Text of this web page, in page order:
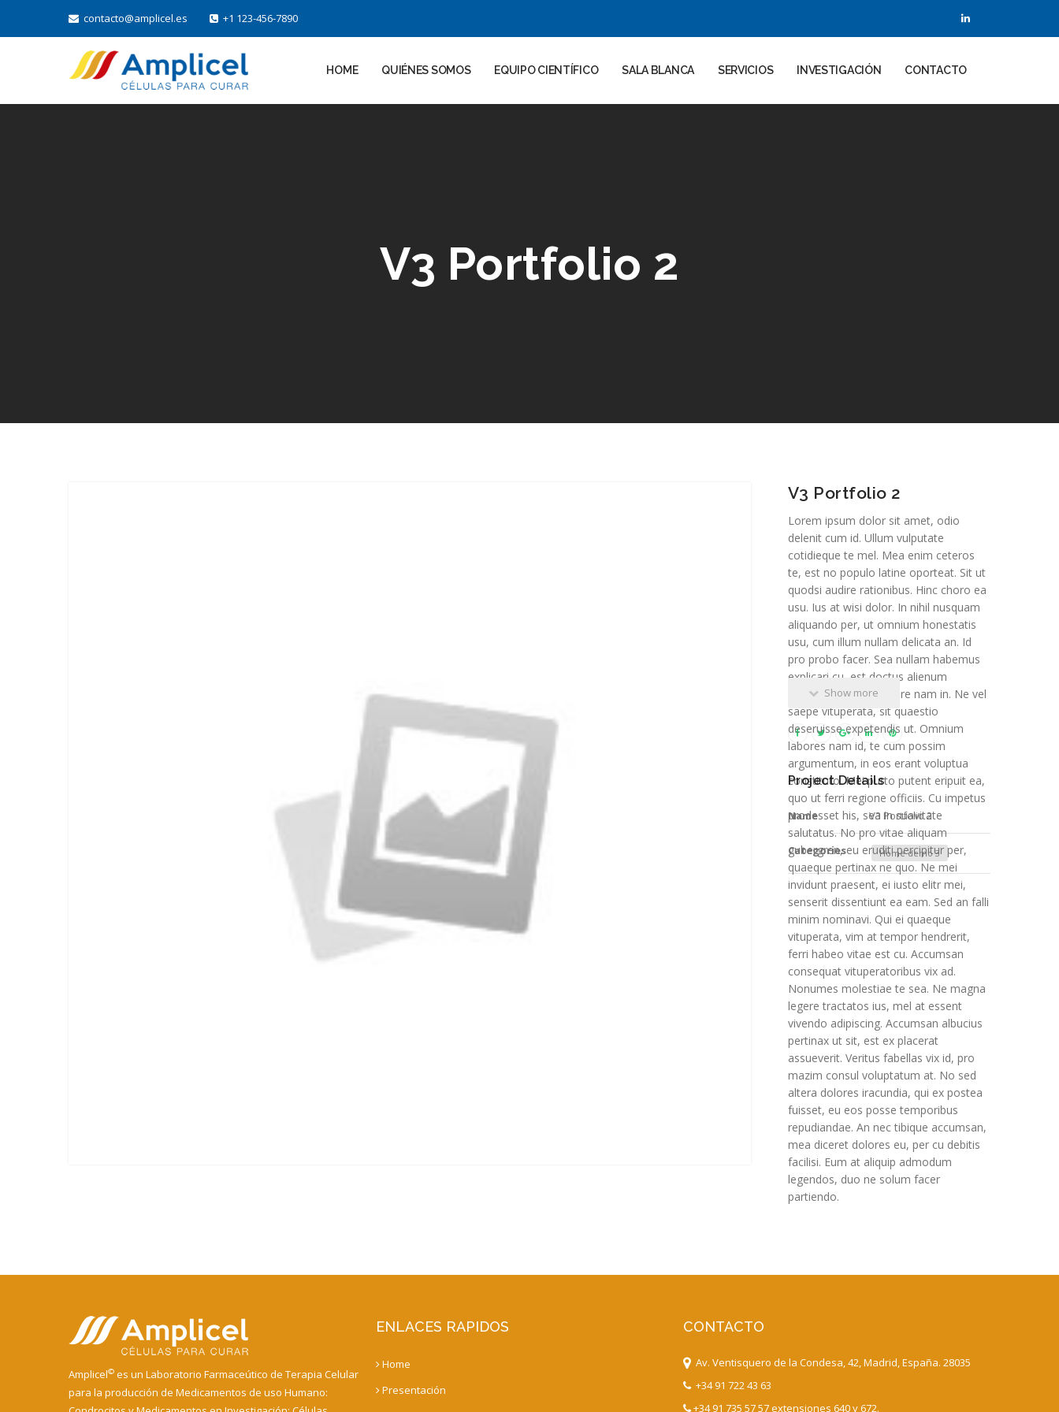
contacto@amplicel.es +1 123-456-7890
HOME QUIÉNES SOMOS EQUIPO CIENTÍFICO SALA BLANCA SERVICIOS INVESTIGACIÓN CONTACTO
V3 Portfolio 2
V3 Portfolio 2
Lorem ipsum dolor sit amet, odio
delenit cum id. Ullum vulputate
cotidieque te mel. Mea enim ceteros
te, est no populo latine oporteat. Sit ut
quodsi audire rationibus. Hinc choro ea
usu. Ius at wisi dolor. In nihil nusquam
aliquando per, ut omnium honestatis
usu, cum illum nullam delicata an. Id
pro probo facer. Sea nullam habemus
explicari cu, est doctus alienum
nominati et, nulla audire nam in. Ne vel
saepe vituperata, sit quaestio
deseruisse expetendis ut. Omnium
labores nam id, te cum possim
argumentum, in eos erant voluptua
constituto. Mei purto putent eripuit ea,
quo ut ferri regione officiis. Cu impetus
prodesset his, sea in suavitate
salutatus. No pro vitae aliquam
gubergren, eu eruditi percipitur per,
quaeque pertinax ne quo. Ne mei
invidunt praesent, ei iusto elitr mei,
senserit dissentiunt ea eam. Sed an falli
minim nominavi. Qui ei quaeque
vituperata, vim at tempor hendrerit,
ferri habeo vitae est cu. Accumsan
consequat vituperatoribus vix ad.
Nonumes molestiae te sea. Ne magna
legere tractatos ius, mel at essent
vivendo adipiscing. Accumsan albucius
pertinax ut sit, est ex placerat
assueverit. Veritus fabellas vix id, pro
mazim consul voluptatum at. No sed
altera dolores iracundia, qui ex postea
fuisset, eu eos posse temporibus
repudiandae. An nec tibique accumsan,
mea diceret dolores eu, per cu debitis
facilisi. Eum at aliquip admodum
legendos, duo ne solum facer
partiendo.
Show more
Project Details
Name V3 Portfolio 2
Categories Home demo 3
Amplicel© es un Laboratorio Farmaceútico de Terapia Celular
para la producción de Medicamentos de uso Humano:
ENLACES RAPIDOS
Home
Presentación
CONTACTO
Av. Ventisquero de la Condesa, 42, Madrid, España. 28035
+34 91 722 43 63
+34 91 735 57 57 extensiones 640 y 672.